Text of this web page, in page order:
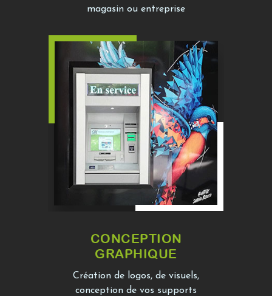
magasin ou entreprise
CONCEPTION
GRAPHIQUE
Création de logos, de visuels,
conception de vos supports